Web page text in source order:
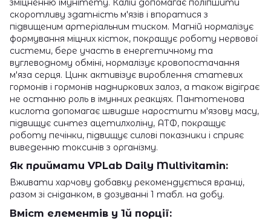
скоротливу здатність м'язів і впоратися з
підвищеним артеріальним тиском. Магній нормалізує
формування міцних кісток, покращує роботу нервової
системи, бере участь в енергетичному та
вуглеводному обміні, нормалізує кровопостачання
м'яза серця. Цинк активізує вироблення статевих
гормонів і гормонів надниркових залоз, а також відіграє
не останню роль в імунних реакціях. Пантотенова
кислота допомагає швидше наростити м'язову масу,
підвищує синтез ацетилхоліну, АТФ, покращує
роботу печінки, підвищує силові показники і сприяє
виведенню токсинів з організму.
Як приймати VPLab Daily Multivitamin:
Вживати харчову добавку рекомендується вранці,
разом зі сніданком, в дозуванні 1 табл. на добу.
Вміст елементів у 1й порції: